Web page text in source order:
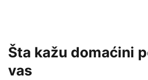
Šta kažu domaćini
vas